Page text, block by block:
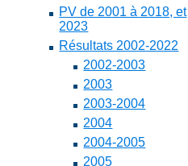
PV de 2001 à 2018, et
2023
Résultats 2002-2022
2002-2003
2003
2003-2004
2004
2004-2005
2005